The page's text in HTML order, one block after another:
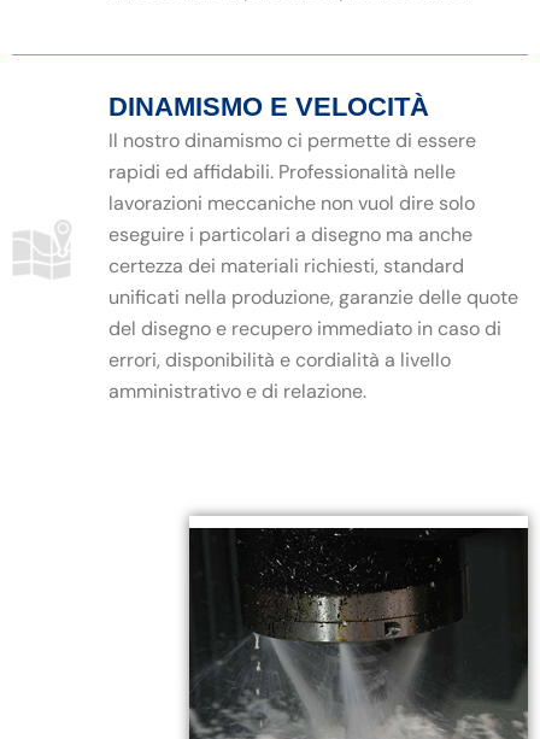
DINAMISMO E VELOCITÀ
Il nostro dinamismo ci permette di essere
rapidi ed affidabili. Professionalità nelle
lavorazioni meccaniche non vuol dire solo
eseguire i particolari a disegno ma anche
certezza dei materiali richiesti, standard
unificati nella produzione, garanzie delle quote
del disegno e recupero immediato in caso di
errori, disponibilità e cordialità a livello
amministrativo e di relazione.